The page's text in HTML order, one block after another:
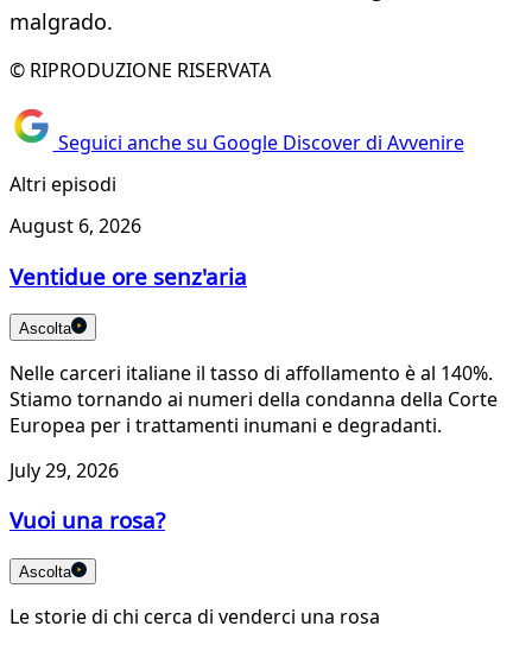
malgrado.
© RIPRODUZIONE RISERVATA
Seguici anche su Google Discover di Avvenire
Altri episodi
August 6, 2026
Ventidue ore senz'aria
Ascolta
Nelle carceri italiane il tasso di affollamento è al 140%.
Stiamo tornando ai numeri della condanna della Corte
Europea per i trattamenti inumani e degradanti.
July 29, 2026
Vuoi una rosa?
Ascolta
Le storie di chi cerca di venderci una rosa